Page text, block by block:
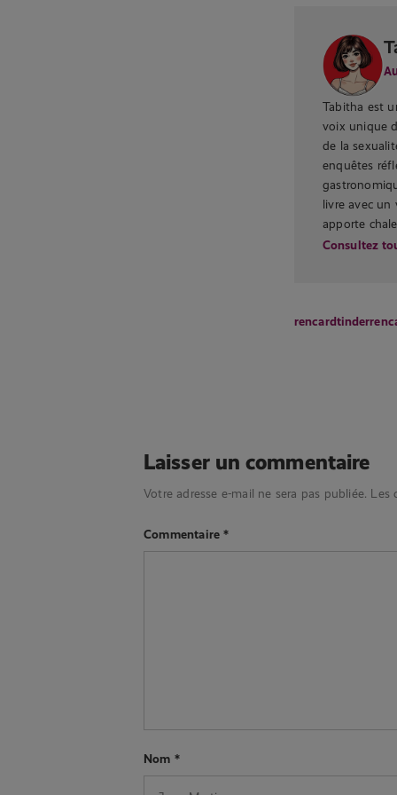
Tabitha est
voix unique
de la
enquêtes
livre avec un
apporte
Consultez
rencardtinder
Laisser un commentaire
Votre adresse e-mail ne sera pas publiée. Les
Commentaire*
Nom *